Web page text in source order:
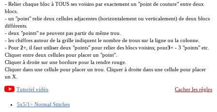
- Relier chaque bloc à TOUS ses voisins par exactement un "point de couture" entre deux
blocs.
- un "point" relie deux cellules adjacentes (horizontalement ou verticalement) de deux blocs
différents.
- deux "points" ne peuvent pas partir du même trou.
- les chiffres autour de la grille indiquent le nombre de trous sur la ligne ou la colonne.
- Pour 2÷ , il faut utiliser deux "points" pour relier des blocs voisins; pour3÷ - 3 "points" etc.
Cliquer entre deux cellules pour placer un "point".
Cliquer à droite sur une bordure pour la rendre rouge.
Cliquer dans une cellule pour placer un trou. Cliquer à droite dans une cellule pour placer
un X.
Tutoriel vidéo Cacher les règles
5x5/1÷ Normal Stitches